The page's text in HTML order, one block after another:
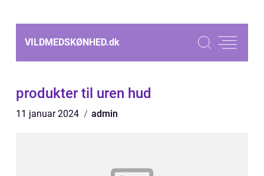
VILDMEDSKØNHED.dk
produkter til uren hud
11 januar 2024 admin